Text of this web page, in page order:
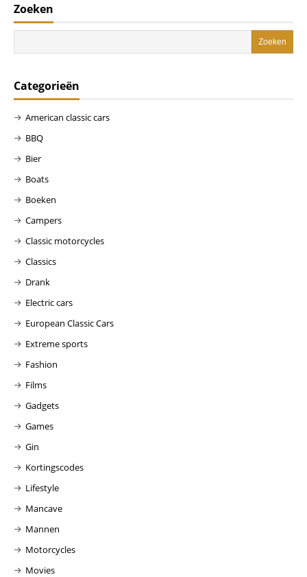
Zoeken
Categorieën
American classic cars
BBQ
Bier
Boats
Boeken
Campers
Classic motorcycles
Classics
Drank
Electric cars
European Classic Cars
Extreme sports
Fashion
Films
Gadgets
Games
Gin
Kortingscodes
Lifestyle
Mancave
Mannen
Motorcycles
Movies